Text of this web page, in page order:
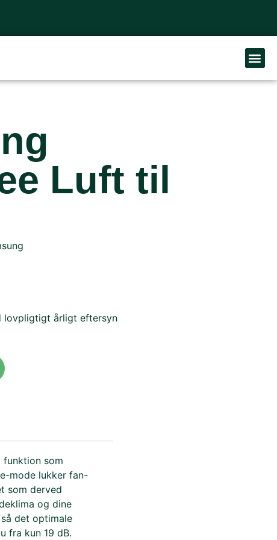
Luft til
lovpligtigt årligt eftersyn
funktion som
mode lukker fan-
som derved
og dine
det optimale
fra kun 19 dB.